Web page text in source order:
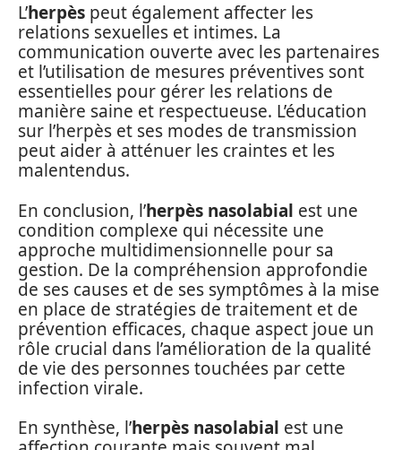
L’herpès peut également affecter les
relations sexuelles et intimes. La
communication ouverte avec les partenaires
et l’utilisation de mesures préventives sont
essentielles pour gérer les relations de
manière saine et respectueuse. L’éducation
sur l’herpès et ses modes de transmission
peut aider à atténuer les craintes et les
malentendus.
En conclusion, l’herpès nasolabial est une
condition complexe qui nécessite une
approche multidimensionnelle pour sa
gestion. De la compréhension approfondie
de ses causes et de ses symptômes à la mise
en place de stratégies de traitement et de
prévention efficaces, chaque aspect joue un
rôle crucial dans l’amélioration de la qualité
de vie des personnes touchées par cette
infection virale.
En synthèse, l’herpès nasolabial est une